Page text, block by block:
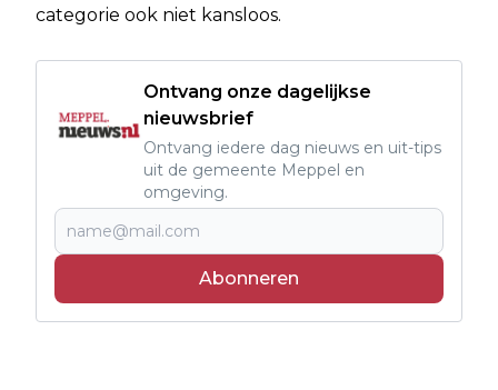
categorie ook niet kansloos.
Ontvang onze dagelijkse
nieuwsbrief
Ontvang iedere dag nieuws en uit-tips
uit de gemeente Meppel en
omgeving.
Abonneren